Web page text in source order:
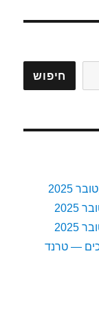
–
כשלון
טכנולוגי..
חיפוש
— טרנד